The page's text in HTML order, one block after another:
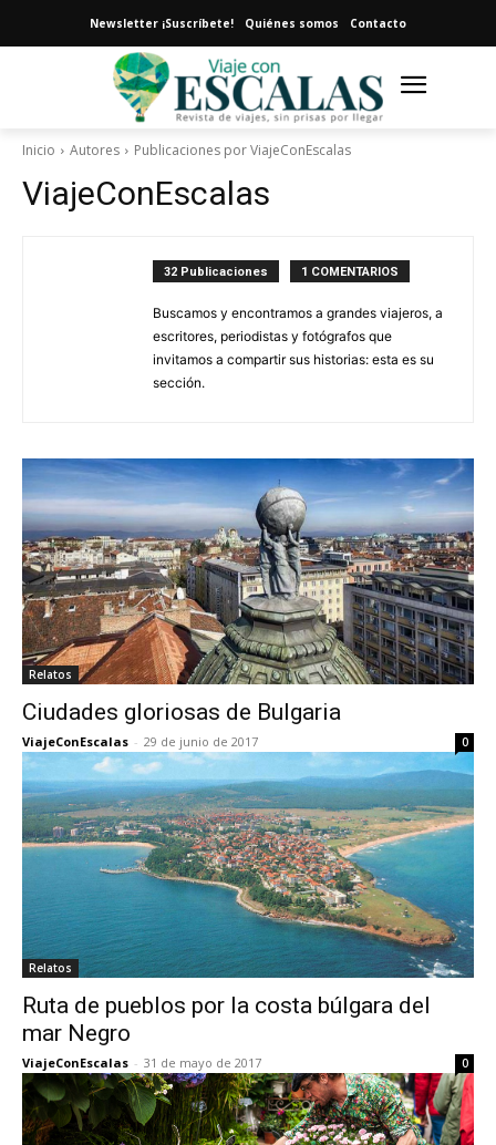
Newsletter ¡Suscríbete! Quiénes somos Contacto
Inicio Autores Publicaciones por ViajeConEscalas
ViajeConEscalas
32 Publicaciones 1 COMENTARIOS
Buscamos y encontramos a grandes viajeros, a
escritores, periodistas y fotógrafos que
invitamos a compartir sus historias: esta es su
sección.
Relatos
Ciudades gloriosas de Bulgaria
ViajeConEscalas - 29 de junio de 2017 0
Relatos
Ruta de pueblos por la costa búlgara del
mar Negro
ViajeConEscalas - 31 de mayo de 2017 0